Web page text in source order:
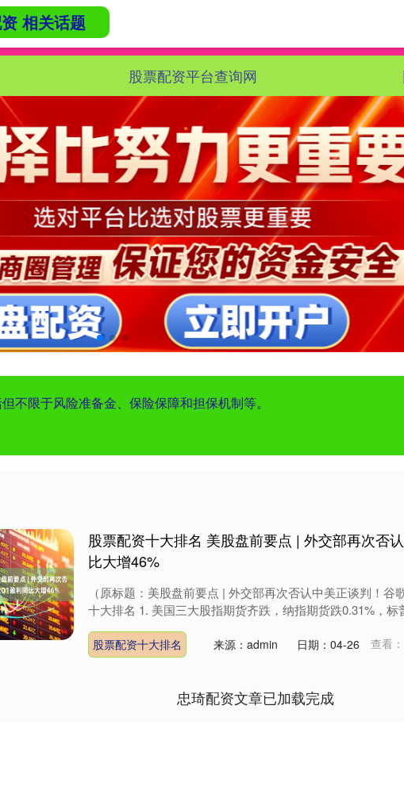
股票配资平台查询网
不限于风险准备金、保险保障和担保机制等。
相关话题
股票配资十大排名 美股盘前要点 | 外交部再次否
比大增46%
（原标题：美股盘前要点 | 外交部再次否认中美正谈判！
十大排名 1. 美国三大股指期货齐跌，纳指期货跌0.31%，标
股票配资十大排名 来源：admin 日期：04-26 查看：
忠琦配资文章已加载完成